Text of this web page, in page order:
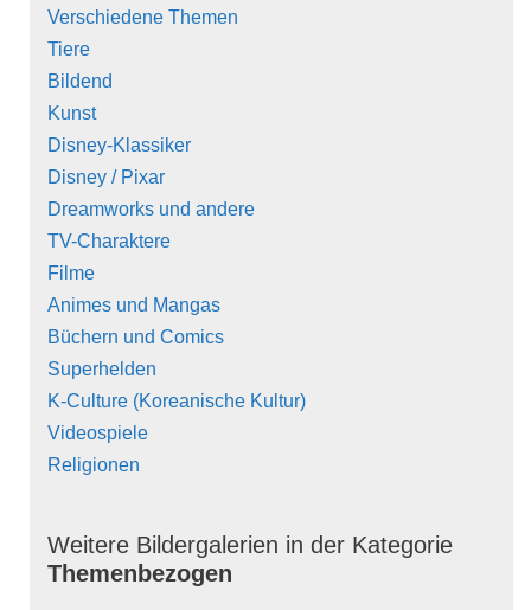
Verschiedene Themen
Tiere
Bildend
Kunst
Disney-Klassiker
Disney / Pixar
Dreamworks und andere
TV-Charaktere
Filme
Animes und Mangas
Büchern und Comics
Superhelden
K-Culture (Koreanische Kultur)
Videospiele
Religionen
Weitere Bildergalerien in der Kategorie
Themenbezogen